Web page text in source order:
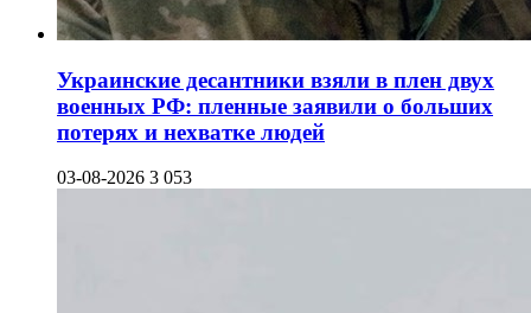
Украинские десантники взяли в плен двух
военных РФ: пленные заявили о больших
потерях и нехватке людей
03-08-2026 3 053